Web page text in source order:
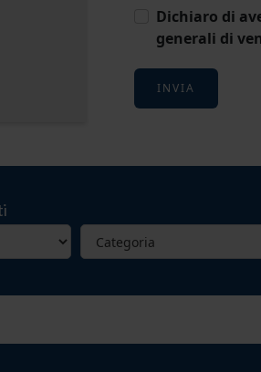
Dichiaro di
generali di
INVIA